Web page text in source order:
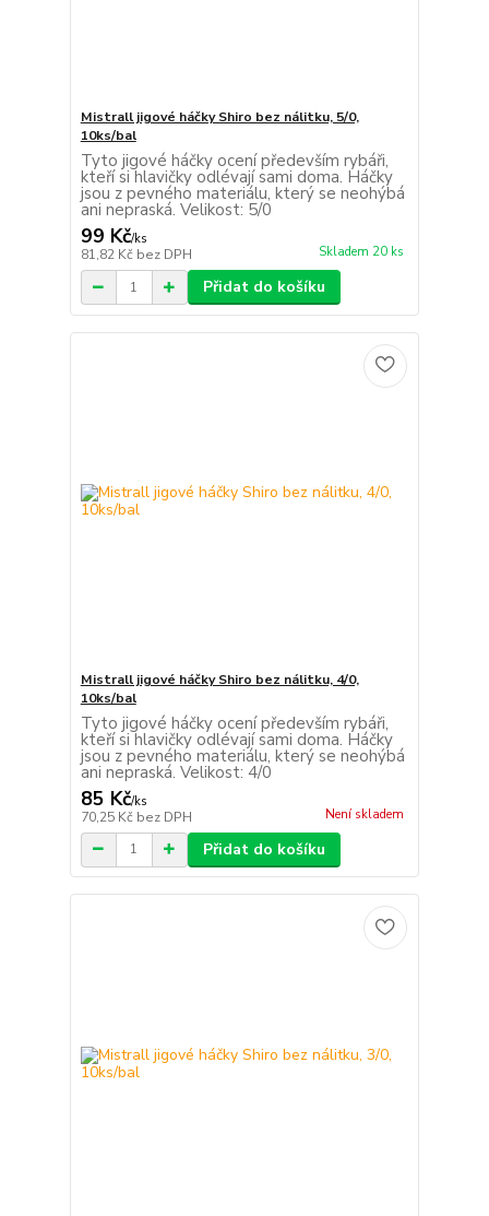
Mistrall jigové háčky Shiro bez nálitku, 5/0,
10ks/bal
Tyto jigové háčky ocení především rybáři,
kteří si hlavičky odlévají sami doma. Háčky
jsou z pevného materiálu, který se neohýbá
ani nepraská. Velikost: 5/0
99 Kč/ks
81,82 Kč bez DPH Skladem 20 ks
Přidat do košíku
Mistrall jigové háčky Shiro bez nálitku, 4/0,
10ks/bal
Tyto jigové háčky ocení především rybáři,
kteří si hlavičky odlévají sami doma. Háčky
jsou z pevného materiálu, který se neohýbá
ani nepraská. Velikost: 4/0
85 Kč/ks
70,25 Kč bez DPH Není skladem
Přidat do košíku